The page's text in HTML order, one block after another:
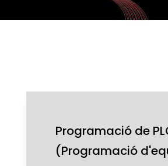
Programació de
(Programació